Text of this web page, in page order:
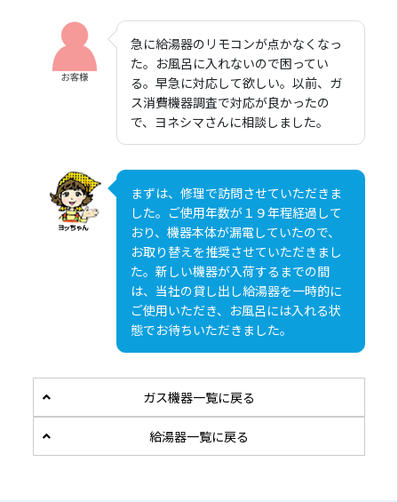
急に給湯器のリモコンが点かなくなっ
た。お風呂に入れないので困ってい
る。早急に対応して欲しい。以前、ガ
ス消費機器調査で対応が良かったの
で、ヨネシマさんに相談しました。
まずは、修理で訪問させていただきま
した。ご使用年数が１９年程経過して
おり、機器本体が漏電していたので、
お取り替えを推奨させていただきまし
た。新しい機器が入荷するまでの間
は、当社の貸し出し給湯器を一時的に
ご使用いただき、お風呂には入れる状
態でお待ちいただきました。
ガス機器一覧に戻る
給湯器一覧に戻る